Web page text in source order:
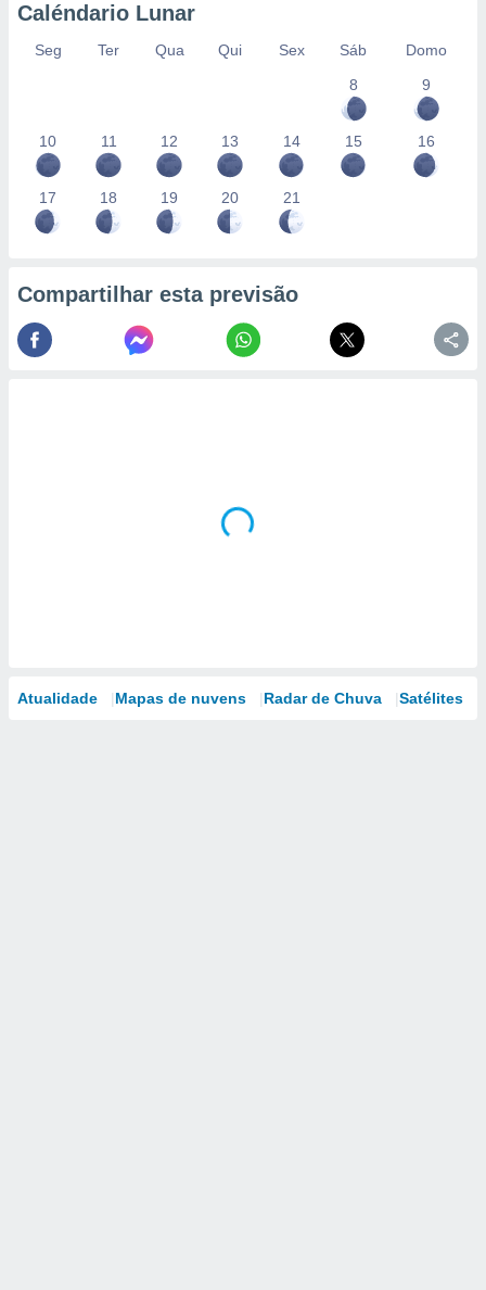
Caléndario Lunar
Seg Ter Qua Qui Sex Sáb
Domo
8
9
10 11 12 13 14 15 16
17 18 19 20 21
Compartilhar esta previsão
Atualidade Mapas de nuvens Radar de Chuva Satélites